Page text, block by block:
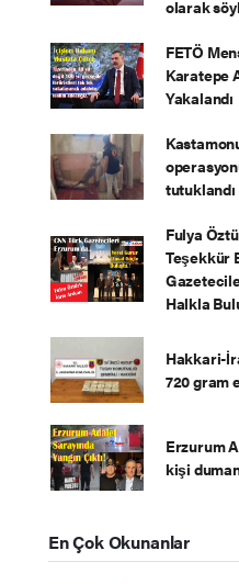
olarak
FETÖ
Karatepe
Yakalandı
tutuklandı
Fulya
Teşekkür
Halkla
Hakkari-
720 gram
Erzurum
kişi
En Çok Okunanlar